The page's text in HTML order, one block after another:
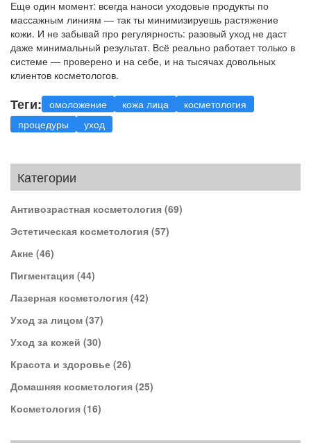
Еще один момент: всегда наноси уходовые продукты по
массажным линиям — так ты минимизируешь растяжение
кожи. И не забывай про регулярность: разовый уход не даст
даже минимальный результат. Всё реально работает только в
системе — проверено и на себе, и на тысячах довольных
клиентов косметологов.
Теги: омоложение кожа лица
косметология
процедуры
уход
Категории
Антивозрастная косметология (69)
Эстетическая косметология (57)
Акне (46)
Пигментация (44)
Лазерная косметология (42)
Уход за лицом (37)
Уход за кожей (30)
Красота и здоровье (26)
Домашняя косметология (25)
Косметология (16)